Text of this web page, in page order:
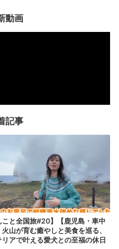
動画
記事
こと全国旅#20】【鹿児島・車中
山が育む癒やしと美食を巡る、
リアで叶える愛犬との至福の休日